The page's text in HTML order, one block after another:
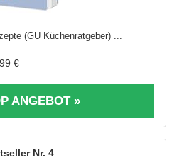
(GU Küchenratgeber) ...
€
ANGEBOT »
4